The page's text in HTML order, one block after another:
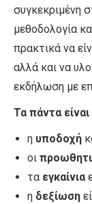
συγκεκριμένη
μεθοδολογία
πρακτικά να
αλλά και να
εκδήλωση με
Τα πάντα
η υποδοχή
οι
τα εγκαίνια
η δεξίωση